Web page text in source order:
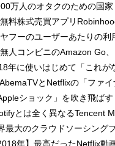
万人のオタクのための国
料株式売買アプリ
フーのユーザーあたりの利
人コンビニのAmazon Go
年に使いはじめて「これが
とNetflixの「ファ
Appleショック」を吹き飛ば
とは全く異なるTencent
最大のクラウドソーシング
年】最高だったNetflix動